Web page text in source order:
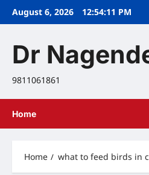
SkipAugust 6, 2026 12:54:12 PM
Dr
9811061861
Home
Home what to feed birds in